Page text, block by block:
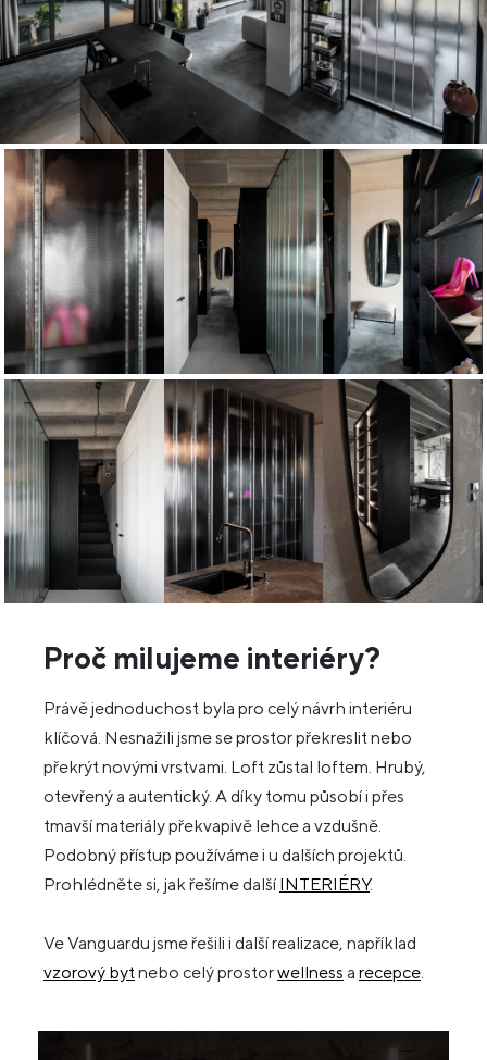
Proč milujeme interiéry?
Právě jednoduchost byla pro celý návrh interiéru
klíčová. Nesnažili jsme se prostor překreslit nebo
překrýt novými vrstvami. Loft zůstal loftem. Hrubý,
otevřený a autentický. A díky tomu působí i přes
tmavší materiály překvapivě lehce a vzdušně.
Podobný přístup používáme i u dalších projektů.
Prohlédněte si, jak řešíme další INTERIÉRY.
Ve Vanguardu jsme řešili i další realizace, například
vzorový bytnebo celý prostorwellness a recepce.